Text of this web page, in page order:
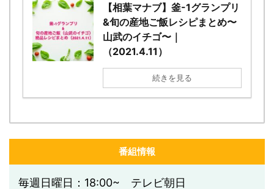
【相葉マナブ】釜-1グランプリ
&旬の産地ご飯レシピまとめ〜
山武のイチゴ〜｜
（2021.4.11）
続きを見る
番組情報
毎週日曜日：18:00~ テレビ朝日